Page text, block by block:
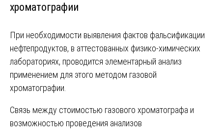
хроматографии
При необходимости выявления фактов фальсификации
нефтепродуктов, в аттестованных физико-химических
лабораториях, проводится элементарный анализ
применением для этого методом газовой
хроматографии.
Связь между стоимостью газового хроматографа и
возможностью проведения анализов